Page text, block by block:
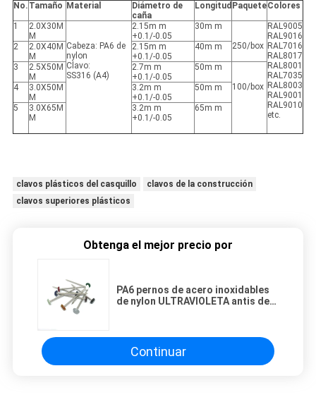
No. Tamaño Material
Diámetro de
caña
Longitud PaqueteColores
1
2.0X30M
M
Cabeza: PA6 de
nylon
Clavo:
SS316 (A4)
2.15m m
+0.1/-0.05
30m m
250/box
RAL9005
RAL9016
RAL7016
RAL8017
RAL8001
RAL7035
RAL8003
RAL9001
RAL9010
etc.
2
2.0X40M
M
2.15m m
+0.1/-0.05
40m m
3
2.5X50M
M
2.7m m
+0.1/-0.05
50m m
100/box
4
3.0X50M
M
3.2m m
+0.1/-0.05
50m m
5
3.0X65M
M
3.2m m
+0.1/-0.05
65m m
clavos plásticos del casquillo
clavos de la construcción
clavos superiores plásticos
Obtenga el mejor precio por
PA6 pernos de acero inoxidables
de nylon ULTRAVIOLETA antis de
Continuar